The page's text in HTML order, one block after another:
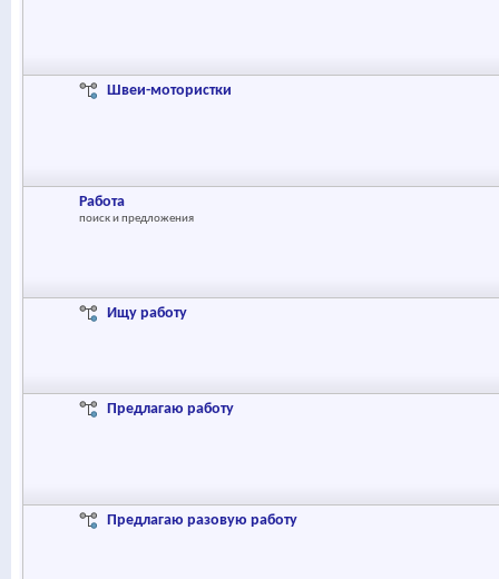
Швеи-мотористки
Работа
поиск и предложения
Ищу работу
Предлагаю работу
Предлагаю разовую работу